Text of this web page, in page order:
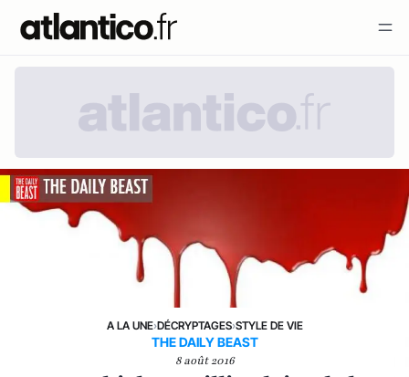
A LA UNE›DÉCRYPTAGES›STYLE DE VIE
THE DAILY BEAST
8 août 2016